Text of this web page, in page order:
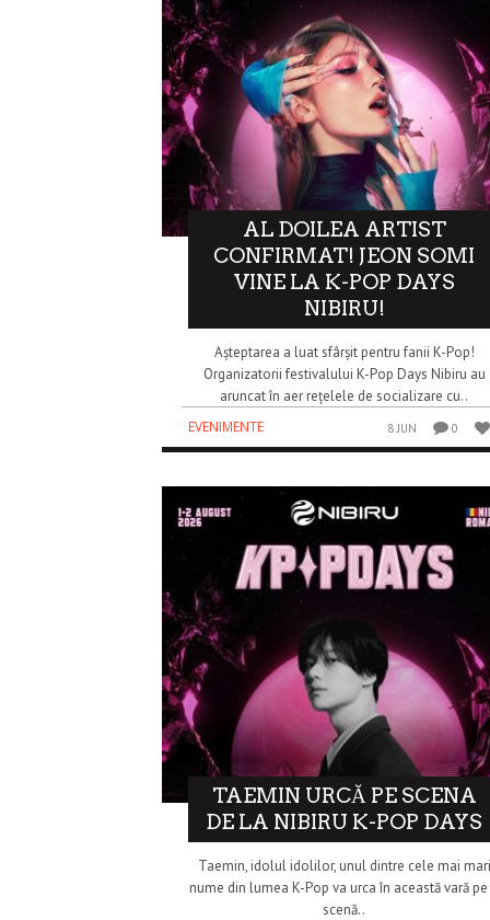
AL DOILEA ARTIST
CONFIRMAT! JEON SOMI
VINE LA K-POP DAYS
NIBIRU!
Așteptarea a luat sfârșit pentru fanii K-Pop!
Organizatorii festivalului K-Pop Days Nibiru au
aruncat în aer rețelele de socializare cu..
EVENIMENTE
8 JUN 0
TAEMIN URCĂ PE SCENA
DE LA NIBIRU K-POP DAYS
Taemin, idolul idolilor, unul dintre cele mai mari
nume din lumea K-Pop va urca în această vară
scenă..